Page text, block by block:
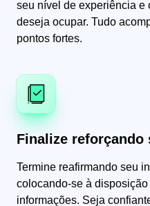
seu nível de experiência e
deseja ocupar. Tudo
pontos fortes.
Finalize reforçando
Termine reafirmando seu
colocando-se à
informações. Seja